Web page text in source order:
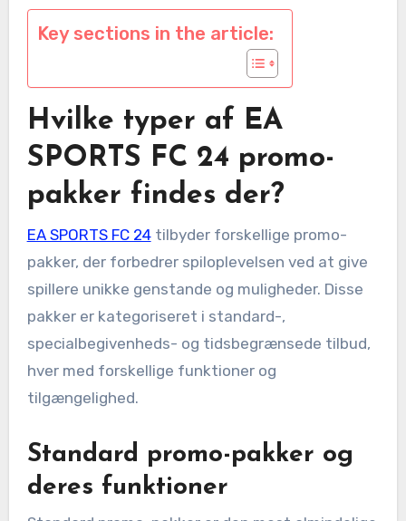
Key sections in the article:
Hvilke typer af EA
SPORTS FC 24 promo-
pakker findes der?
EA SPORTS FC 24tilbyder forskellige promo-
pakker, der forbedrer spiloplevelsen ved at give
spillere unikke genstande og muligheder. Disse
pakker er kategoriseret i standard-,
specialbegivenheds- og tidsbegrænsede tilbud,
hver med forskellige funktioner og
tilgængelighed.
Standard promo-pakker og
deres funktioner